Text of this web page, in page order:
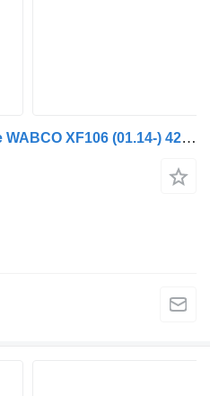
Accumulateur énergétique WABCO XF106 (01.14-) 4235040240 pour tracteur routier DAF XF106 (2014-)